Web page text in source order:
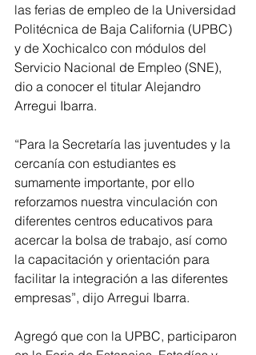
las ferias de empleo de la Universidad
Politécnica de Baja California (UPBC)
y de Xochicalco con módulos del
Servicio Nacional de Empleo (SNE),
dio a conocer el titular Alejandro
Arregui Ibarra.
“Para la Secretaría las juventudes y la
cercanía con estudiantes es
sumamente importante, por ello
reforzamos nuestra vinculación con
diferentes centros educativos para
acercar la bolsa de trabajo, así como
la capacitación y orientación para
facilitar la integración a las diferentes
empresas”, dijo Arregui Ibarra.
Agregó que con la UPBC, participaron